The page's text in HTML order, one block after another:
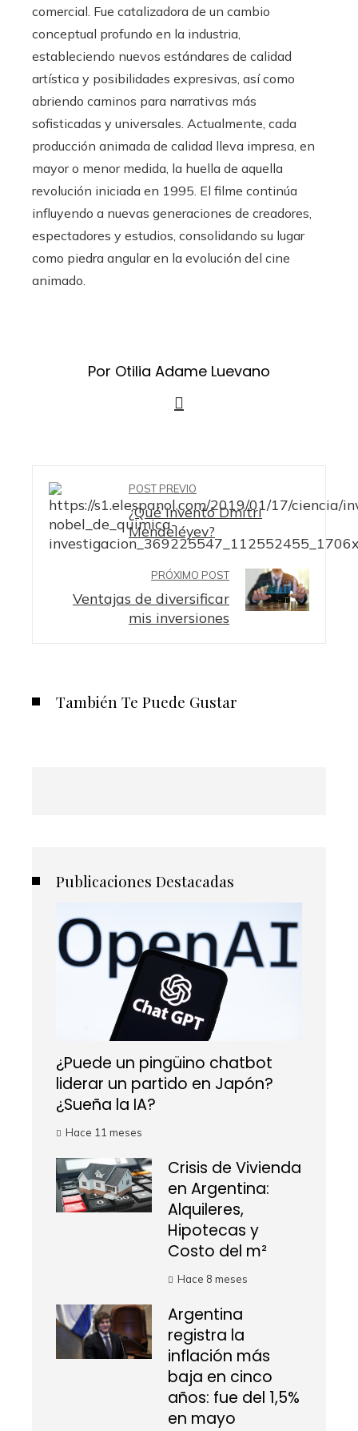
comercial. Fue catalizadora de un cambio
conceptual profundo en la industria,
estableciendo nuevos estándares de calidad
artística y posibilidades expresivas, así como
abriendo caminos para narrativas más
sofisticadas y universales. Actualmente, cada
producción animada de calidad lleva impresa, en
mayor o menor medida, la huella de aquella
revolución iniciada en 1995. El filme continúa
influyendo a nuevas generaciones de creadores,
espectadores y estudios, consolidando su lugar
como piedra angular en la evolución del cine
animado.
Por Otilia Adame Luevano
POST PREVIO
¿Qué inventó Dmitri
Mendeléyev?
PRÓXIMO POST
Ventajas de diversificar
mis inversiones
También Te Puede Gustar
Publicaciones Destacadas
¿Puede un pingüino chatbot
liderar un partido en Japón?
¿Sueña la IA?
Hace 11 meses
Crisis de Vivienda
en Argentina:
Alquileres,
Hipotecas y
Costo del m²
Hace 8 meses
Argentina
registra la
inflación más
baja en cinco
años: fue del 1,5%
en mayo